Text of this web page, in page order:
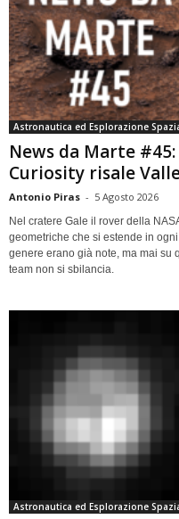
Astronautica ed Esplorazione
News da Marte
Curiosity risale
Antonio Piras - 5 Agosto 2026
Nel cratere Gale il rover della
geometriche che si estende in
genere erano già note, ma mai su
team non si sbilancia.
Astronautica ed Esplorazione